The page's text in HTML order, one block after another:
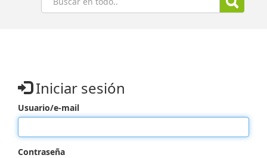
Iniciar sesión
Usuario/e-mail
Contraseña